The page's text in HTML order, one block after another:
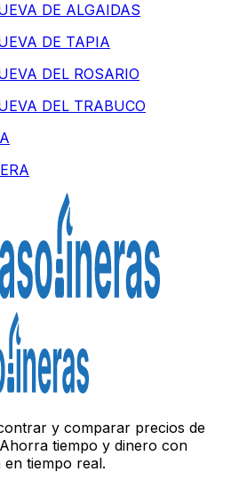
DE ALGAIDAS
DE TAPIA
DEL ROSARIO
DEL TRABUCO
y comparar precios de
tiempo y dinero con
tiempo real.